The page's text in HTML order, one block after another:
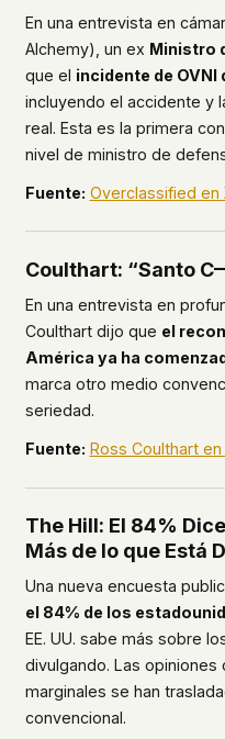
En una entrevista en
Alchemy), un ex Ministro
que el incidente de OVNI
incluyendo el accidente y
real. Esta es la primera
nivel de ministro de
Fuente: Overclassified en
Coulthart: “Santo
En una entrevista en
Coulthart dijo que el
América ya ha
marca otro medio
seriedad.
Fuente: Ross Coulthart en
The Hill: El 84%
Más de lo que Está
Una nueva encuesta
el 84% de los
EE. UU. sabe más sobre
divulgando. Las
marginales se han
convencional.